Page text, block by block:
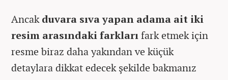
Ancakduvara sıva yapan adama ait iki
resim arasındaki farklarıfark etmek için
resme biraz daha yakından ve küçük
detaylara dikkat edecek şekilde bakmanız